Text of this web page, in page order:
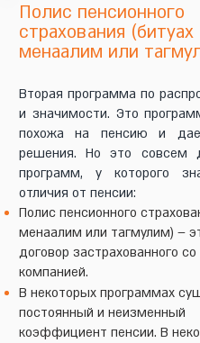
Полис пенсионного
страхования (битуах
менаалим или
Вторая программа по
и значимости. Это
похожа на пенсию и
решения. Но это совсем
программ, у которого
отличия от пенсии:
Полис пенсионного
менаалим или тагмулим) –
договор застрахованного
компанией.
В некоторых программах
постоянный и неизменный
коэффициент пенсии. В